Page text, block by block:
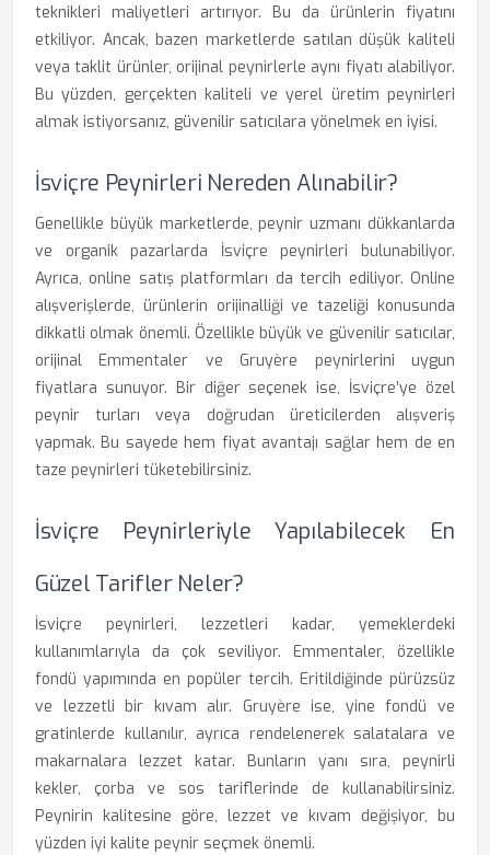
teknikleri maliyetleri artırıyor. Bu da ürünlerin fiyatını
etkiliyor. Ancak, bazen marketlerde satılan düşük kaliteli
veya taklit ürünler, orijinal peynirlerle aynı fiyatı alabiliyor.
Bu yüzden, gerçekten kaliteli ve yerel üretim peynirleri
almak istiyorsanız, güvenilir satıcılara yönelmek en iyisi.
İsviçre Peynirleri Nereden Alınabilir?
Genellikle büyük marketlerde, peynir uzmanı dükkanlarda
ve organik pazarlarda İsviçre peynirleri bulunabiliyor.
Ayrıca, online satış platformları da tercih ediliyor. Online
alışverişlerde, ürünlerin orijinalliği ve tazeliği konusunda
dikkatli olmak önemli. Özellikle büyük ve güvenilir satıcılar,
orijinal Emmentaler ve Gruyère peynirlerini uygun
fiyatlara sunuyor. Bir diğer seçenek ise, İsviçre’ye özel
peynir turları veya doğrudan üreticilerden alışveriş
yapmak. Bu sayede hem fiyat avantajı sağlar hem de en
taze peynirleri tüketebilirsiniz.
İsviçre Peynirleriyle Yapılabilecek En
Güzel Tarifler Neler?
İsviçre peynirleri, lezzetleri kadar, yemeklerdeki
kullanımlarıyla da çok seviliyor. Emmentaler, özellikle
fondü yapımında en popüler tercih. Eritildiğinde pürüzsüz
ve lezzetli bir kıvam alır. Gruyère ise, yine fondü ve
gratinlerde kullanılır, ayrıca rendelenerek salatalara ve
makarnalara lezzet katar. Bunların yanı sıra, peynirli
kekler, çorba ve sos tariflerinde de kullanabilirsiniz.
Peynirin kalitesine göre, lezzet ve kıvam değişiyor, bu
yüzden iyi kalite peynir seçmek önemli.